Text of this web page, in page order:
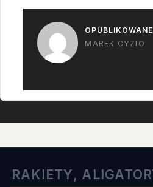
MAREK CYZIO
RAKIETY,